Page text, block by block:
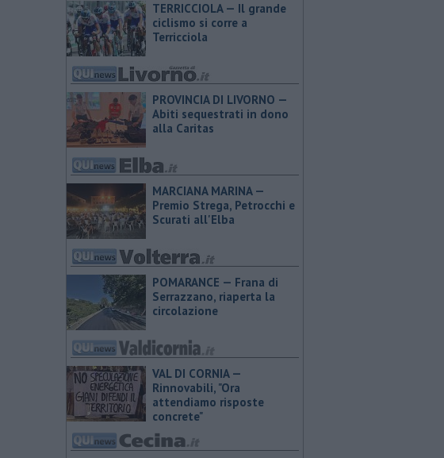
TERRICCIOLA — Il grande
ciclismo si corre a
Terricciola
PROVINCIA DI LIVORNO —
Abiti sequestrati in dono
alla Caritas
MARCIANA MARINA —
Premio Strega, Petrocchi e
Scurati all'Elba
POMARANCE — Frana di
Serrazzano, riaperta la
circolazione
VAL DI CORNIA —
Rinnovabili, "Ora
attendiamo risposte
concrete"